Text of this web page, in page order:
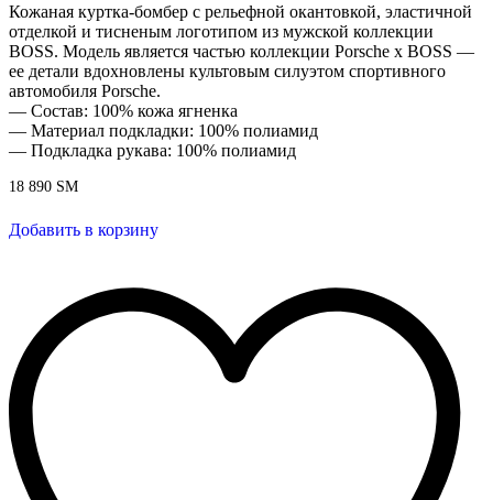
Кожаная куртка-бомбер с рельефной окантовкой, эластичной
отделкой и тисненым логотипом из мужской коллекции
BOSS. Модель является частью коллекции Porsche x BOSS —
ее детали вдохновлены культовым силуэтом спортивного
автомобиля Porsche.
— Состав: 100% кожа ягненка
— Материал подкладки: 100% полиамид
— Подкладка рукава: 100% полиамид
18 890 ЅМ
Добавить в корзину